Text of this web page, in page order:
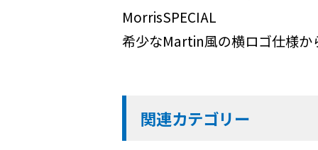
MorrisSPECIAL
希少なMartin風の横ロゴ仕様
関連カテゴリー